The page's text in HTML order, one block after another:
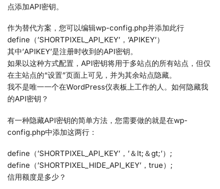
点添加API密钥。
作为替代方案，您可以编辑wp-config.php并添加此行
define（’SHORTPIXEL_API_KEY’，’APIKEY’）
其中’APIKEY’是注册时收到的API密钥。
如果以这种方式配置，API密钥将用于多站点的所有站点，但仅
在主站点的“设置”页面上可见，并为其余站点隐藏。
我不是唯一一个在WordPress仪表板上工作的人。如何隐藏我
的API密钥？
有一种隐藏API密钥的简单方法，您需要做的就是在wp-
config.php中添加这两行：
define（’SHORTPIXEL_API_KEY’，’＆lt;＆gt;’）;
define（’SHORTPIXEL_HIDE_API_KEY’，true）;
信用额度是多少？